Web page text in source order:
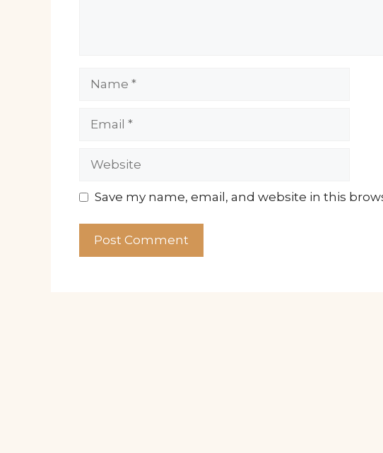
Save my name, email, and website in this